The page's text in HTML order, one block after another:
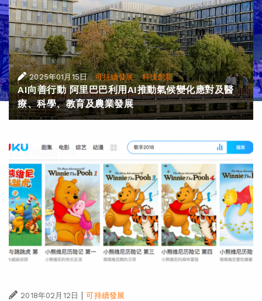
2025年01月15日 |可持續發展·科技創新
AI向善行動 阿里巴巴利用AI推動氣候變化應對及醫
療、科學、教育及農業發展
2018年02月12日 | 可持續發展